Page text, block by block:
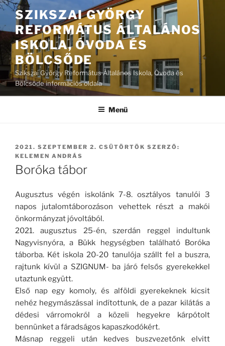
Tartalomhoz
SZIKSZAI GYÖRGY
REFORMÁTUS ÁLTALÁNOS
ISKOLA, ÓVODA ÉS
BÖLCSŐDE
Szikszai György Református Általános Iskola, Óvoda és
Bölcsőde információs oldala
Menü
BEKÜLDVE:
2021. SZEPTEMBER 2. CSÜTÖRTÖK SZERZŐ:
KELEMEN ANDRÁS
Boróka tábor
Augusztus végén iskolánk 7-8. osztályos tanulói 3
napos jutalomtáborozáson vehettek részt a makói
önkormányzat jóvoltából.
2021. augusztus 25-én, szerdán reggel indultunk
Nagyvisnyóra, a Bükk hegységben található Boróka
táborba. Két iskola 20-20 tanulója szállt fel a buszra,
rajtunk kívül a SZIGNUM- ba járó felsős gyerekekkel
utaztunk együtt.
Első nap egy komoly, és alföldi gyerekeknek kicsit
nehéz hegymászással indítottunk, de a pazar kilátás a
dédesi várromokról a közeli hegyekre kárpótolt
bennünket a fáradságos kapaszkodókért.
Másnap reggeli után kedves buszvezetőnk elvitt